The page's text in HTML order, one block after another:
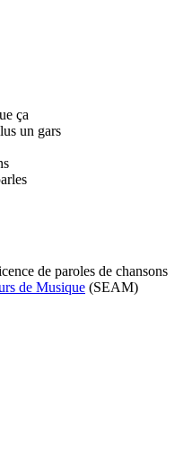
ça
un gars
de paroles de chansons
de Musique (SEAM)